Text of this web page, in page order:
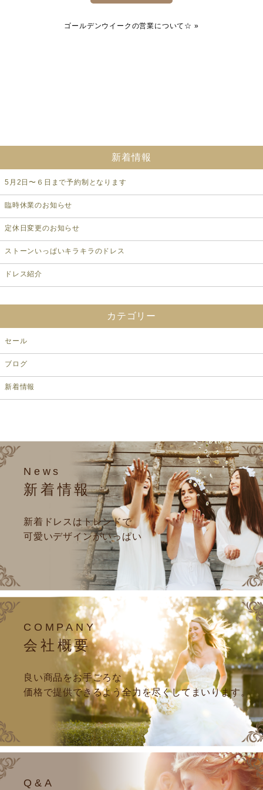
ゴールデンウイークの営業について☆ »
新着情報
5月2日〜６日まで予約制となります
臨時休業のお知らせ
定休日変更のお知らせ
ストーンいっぱいキラキラのドレス
ドレス紹介
カテゴリー
セール
ブログ
新着情報
News
新着情報
新着ドレスはトレンドで
可愛いデザインがいっぱい
COMPANY
会社概要
良い商品をお手ごろな
価格で提供できるよう全力を尽くしてまいります。
Q&A